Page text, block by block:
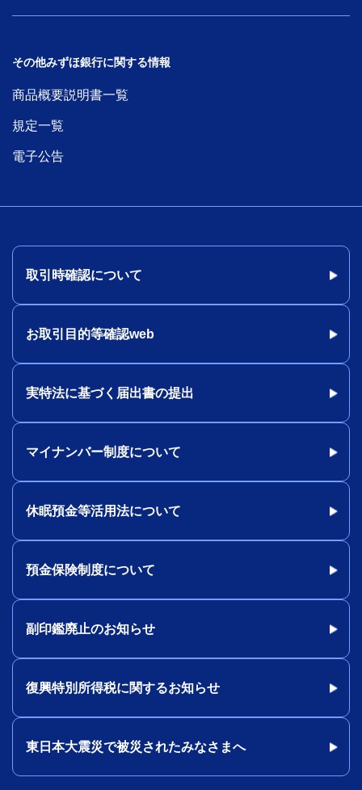
その他みずほ銀行に関する情報
商品概要説明書一覧
規定一覧
電子公告
取引時確認について
お取引目的等確認web
実特法に基づく届出書の提出
マイナンバー制度について
休眠預金等活用法について
預金保険制度について
副印鑑廃止のお知らせ
復興特別所得税に関するお知らせ
東日本大震災で被災されたみなさまへ